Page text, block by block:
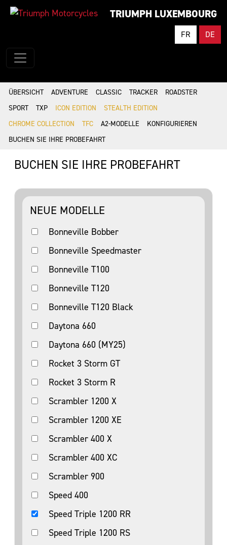
TRIUMPH LUXEMBOURG
FR DE
ÜBERSICHT ADVENTURE CLASSIC TRACKER
ROADSTER
SPORT
TXP ICON EDITION
STEALTH EDITION
CHROME COLLECTION
TFC A2-MODELLE
KONFIGURIEREN
BUCHEN SIE IHRE PROBEFAHRT
BUCHEN SIE IHRE PROBEFAHRT
NEUE MODELLE
Bonneville Bobber
Bonneville Speedmaster
Bonneville T100
Bonneville T120
Bonneville T120 Black
Daytona 660
Daytona 660 (MY25)
Rocket 3 Storm GT
Rocket 3 Storm R
Scrambler 1200 X
Scrambler 1200 XE
Scrambler 400 X
Scrambler 400 XC
Scrambler 900
Speed 400
Speed Triple 1200 RR
Speed Triple 1200 RS